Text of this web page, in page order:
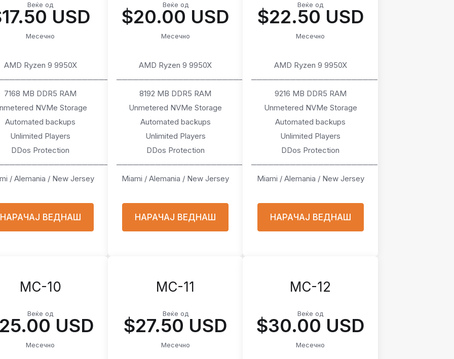
Веќе од
USD
Месечно
AMD Ryzen 9 9950X
7168 MB DDR5 RAM
NVMe Storage
Automated backups
Unlimited Players
DDos Protection
/ Alemania / New Jersey
НАРАЧАЈ ВЕДНАШ
Веќе од
$20.00 USD
Месечно
AMD Ryzen 9 9950X
───────────────────────
8192 MB DDR5 RAM
Unmetered NVMe Storage
Automated backups
Unlimited Players
DDos Protection
───────────────────────
Miami / Alemania / New Jersey
НАРАЧАЈ ВЕДНАШ
Веќе од
$22.50 USD
Месечно
AMD Ryzen 9 9950X
───────────────────────
9216 MB DDR5 RAM
Unmetered NVMe Storage
Automated backups
Unlimited Players
DDos Protection
───────────────────────
Miami / Alemania / New Jersey
НАРАЧАЈ ВЕДНАШ
MC-10
Веќе од
USD
Месечно
MC-11
Веќе од
$27.50 USD
Месечно
MC-12
Веќе од
$30.00 USD
Месечно